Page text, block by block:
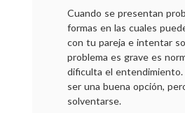
Cuando se presentan
formas en las cuales
con tu pareja e intentar
problema es grave es
dificulta el entendimiento.
ser una buena opción,
solventarse.